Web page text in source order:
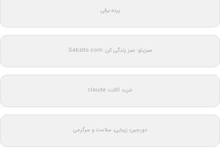
پرده برقی
سبزیتو: سبز زندگی کن: Sabzito.com
خرید اکانت claude
دورجین؛ زیبایی، سلامت و سرگرمی